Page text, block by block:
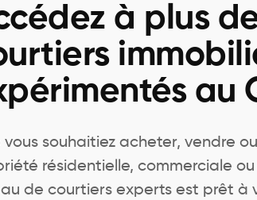
à plus
au
vous souhaitiez acheter, vendre
résidentielle, commerciale
de courtiers experts est prêt à